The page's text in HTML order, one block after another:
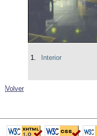
1. Interior
Volver